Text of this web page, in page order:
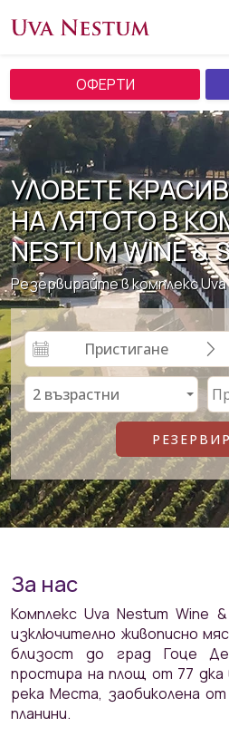
ОФЕРТИ
УЛОВЕТЕ
НА ЛЯТОТО В
NESTUM WINE &
Резервирайте в комплекс Uva
За нас
Комплекс Uva Nestum Wine
изключително живописно
близост до град Гоце
простира на площ от 77 дка
река Места, заобиколена
планини.